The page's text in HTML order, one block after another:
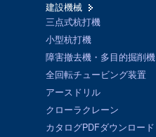
建設機械
三点式杭打機
小型杭打機
障害撤去機・多目的掘削機
全回転チュービング装置
アースドリル
クローラクレーン
カタログPDFダウンロード